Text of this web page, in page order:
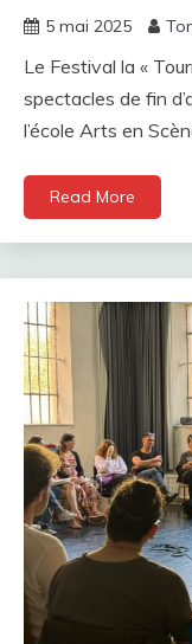
5 mai 2025
Le Festival la «
spectacles de fin
l’école Arts en
Read More